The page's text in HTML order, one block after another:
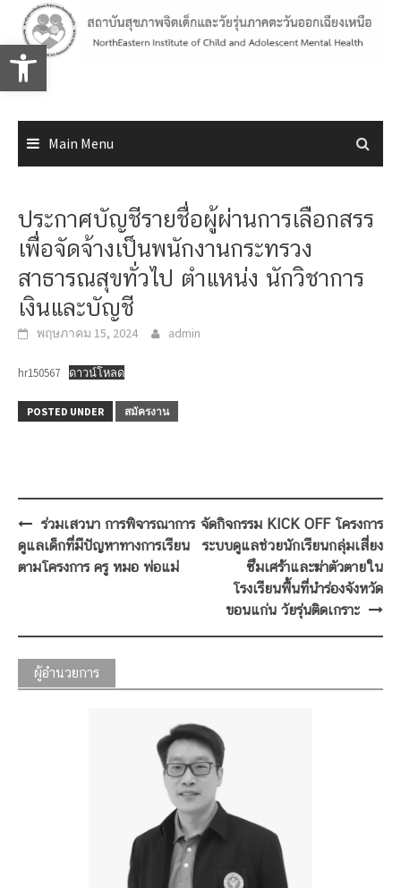
Open toolbar
content
Main Menu
ประกาศบัญชีรายชื่อผู้ผ่านการเลือกสรร
เพื่อจัดจ้างเป็นพนักงานกระทรวง
สาธารณสุขทั่วไป ตำแหน่ง นักวิชาการ
เงินและบัญชี
พฤษภาคม 15, 2024 admin
hr150567 ดาวน์โหลด
POSTED UNDER สมัครงาน
Post
navigation
ร่วมเสวนา การพิจารณาการ
ดูแลเด็กที่มีปัญหาทางการเรียน
ตามโครงการ ครู หมอ พ่อแม่
จัดกิจกรรม KICK OFF โครงการ
ระบบดูแลช่วยนักเรียนกลุ่มเสี่ยง
ซึมเศร้าและฆ่าตัวตายใน
โรงเรียนพื้นที่นำร่องจังหวัด
ขอนแก่น วัยรุ่นติดเกราะ
ผู้อำนวยการ